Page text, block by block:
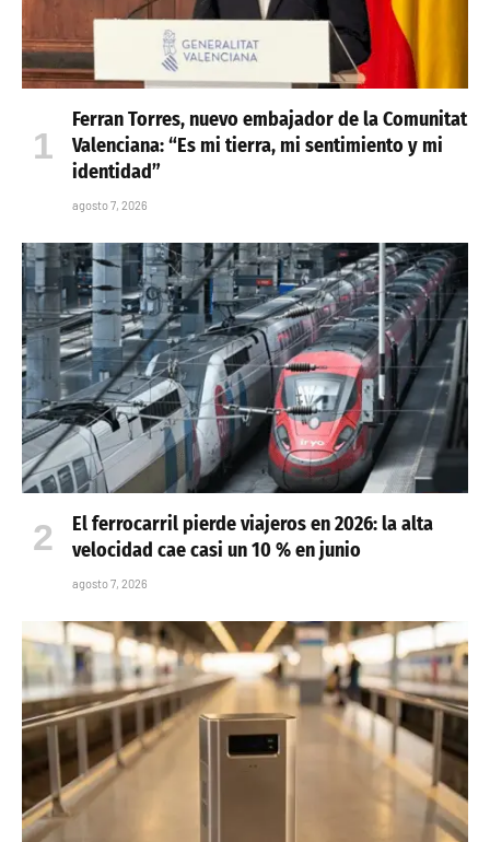
Ferran Torres, nuevo embajador de la Comunitat
Valenciana: “Es mi tierra, mi sentimiento y mi
identidad”
agosto 7, 2026
El ferrocarril pierde viajeros en 2026: la alta
velocidad cae casi un 10 % en junio
agosto 7, 2026